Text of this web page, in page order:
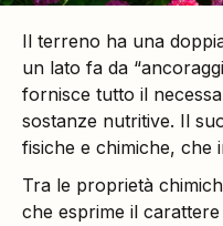
Il terreno ha una
un lato fa da
fornisce tutto il
sostanze nutritive. Il
fisiche e chimiche, che
Tra le proprietà
che esprime il